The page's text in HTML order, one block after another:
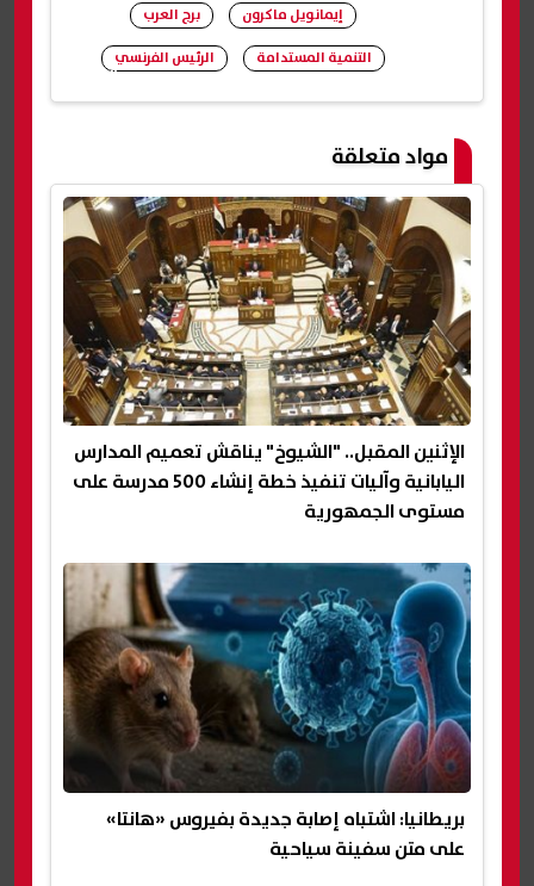
شارك
إيمانويل ماكرون
برج العرب
التنمية المستدامة
الرئيس الفرنسي
مواد متعلقة
الإثنين المقبل.. "الشيوخ" يناقش تعميم المدارس
اليابانية وآليات تنفيذ خطة إنشاء 500 مدرسة على
مستوى الجمهورية
بريطانيا: اشتباه إصابة جديدة بفيروس «هانتا»
على متن سفينة سياحية